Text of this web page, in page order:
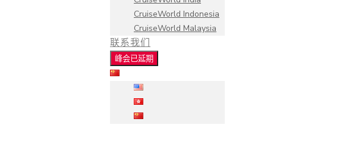
CruiseWorld Indonesia
CruiseWorld Malaysia
联系我们
峰会已延期